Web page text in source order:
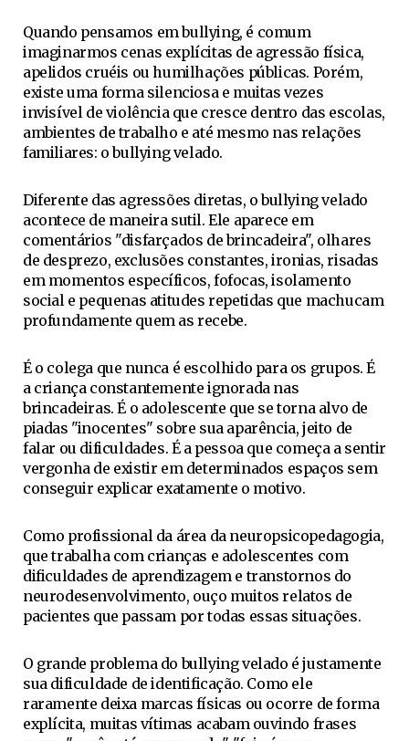
Quando pensamos em bullying, é comum
imaginarmos cenas explícitas de agressão física,
apelidos cruéis ou humilhações públicas. Porém,
existe uma forma silenciosa e muitas vezes
invisível de violência que cresce dentro das escolas,
ambientes de trabalho e até mesmo nas relações
familiares: o bullying velado.
Diferente das agressões diretas, o bullying velado
acontece de maneira sutil. Ele aparece em
comentários "disfarçados de brincadeira", olhares
de desprezo, exclusões constantes, ironias, risadas
em momentos específicos, fofocas, isolamento
social e pequenas atitudes repetidas que machucam
profundamente quem as recebe.
É o colega que nunca é escolhido para os grupos. É
a criança constantemente ignorada nas
brincadeiras. É o adolescente que se torna alvo de
piadas "inocentes" sobre sua aparência, jeito de
falar ou dificuldades. É a pessoa que começa a sentir
vergonha de existir em determinados espaços sem
conseguir explicar exatamente o motivo.
Como profissional da área da neuropsicopedagogia,
que trabalha com crianças e adolescentes com
dificuldades de aprendizagem e transtornos do
neurodesenvolvimento, ouço muitos relatos de
pacientes que passam por todas essas situações.
O grande problema do bullying velado é justamente
sua dificuldade de identificação. Como ele
raramente deixa marcas físicas ou ocorre de forma
explícita, muitas vítimas acabam ouvindo frases